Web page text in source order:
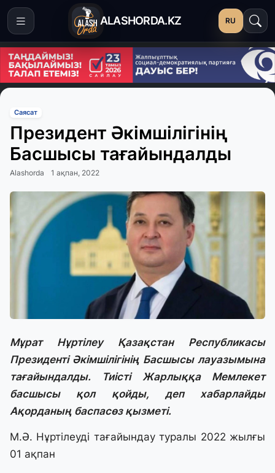
ALASHORDA.KZ RU
Саясат
Президент Әкімшілігінің
Басшысы тағайындалды
Alashorda 1 ақпан, 2022
Мұрат Нұртілеу Қазақстан Республикасы
Президенті Әкімшілігінің Басшысы лауазымына
тағайындалды. Тиісті Жарлыққа Мемлекет
басшысы қол қойды, деп хабарлайды
Ақорданың баспасөз қызметі.
М.Ә. Нұртілеуді тағайындау туралы 2022 жылғы
01 ақпан